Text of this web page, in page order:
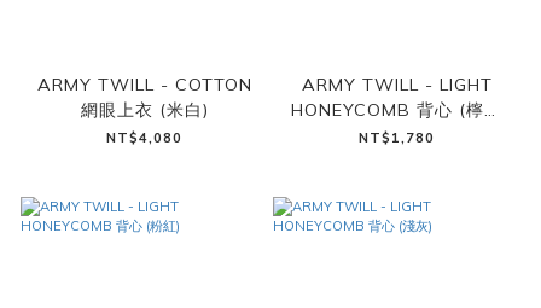
ARMY TWILL - COTTON
網眼上衣 (米白)
NT$4,080
ARMY TWILL - LIGHT
HONEYCOMB 背心 (檸檬
綠)
NT$1,780